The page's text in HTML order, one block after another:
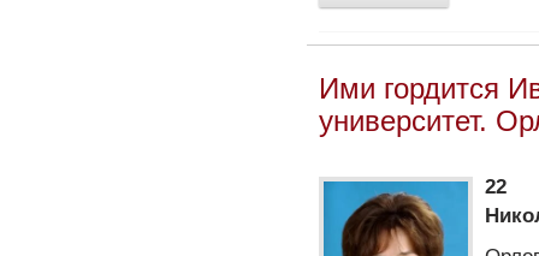
Ими гордится
университет.
22